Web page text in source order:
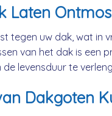
Laten
tegen uw dak, wat in
van het dak is een
levensduur te
Dakgoten